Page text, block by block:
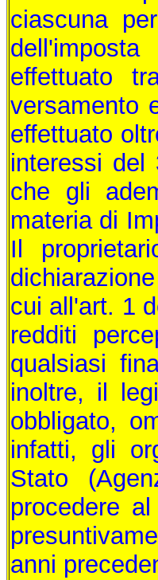
ciascuna
effettuato
versamento
effettuato
interessi del
che gli
materia di
Il
cui all'art. 1
redditi
qualsiasi
inoltre, il
obbligato,
infatti, gli
Stato
procedere
anni